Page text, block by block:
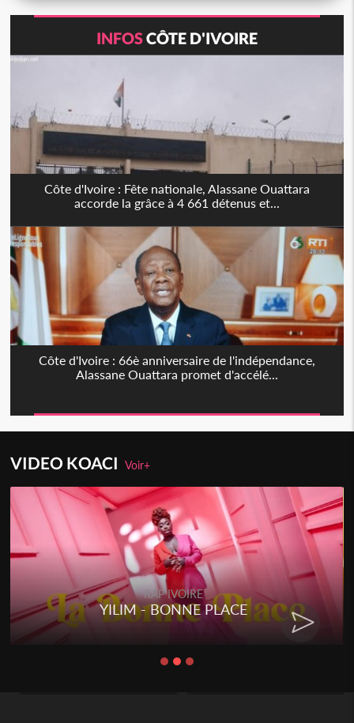
INFOSCÔTE D'IVOIRE
Côte d'Ivoire : Fête nationale, Alassane Ouattara
accorde la grâce à 4 661 détenus et...
Côte d'Ivoire : 66è anniversaire de l'indépendance,
Alassane Ouattara promet d'accélé...
VIDEO KOACIVoir+
RAP IVOIRE
YILIM - BONNE PLACE